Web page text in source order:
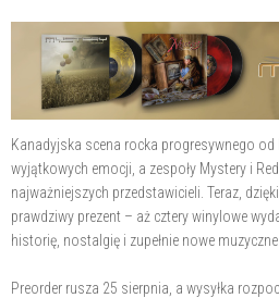
Kanadyjska scena rocka progresywnego
wyjątkowych emocji, a zespoły Mystery i
najważniejszych przedstawicieli. Teraz,
prawdziwy prezent – aż cztery winylowe
historię, nostalgię i zupełnie nowe
Preorder rusza 25 sierpnia, a wysyłka